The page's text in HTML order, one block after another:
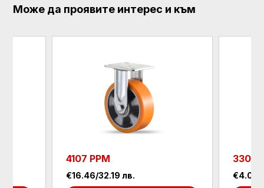
Може да проявите интерес и към
4107 PPM
€16.46/32.19 лв.
3307
€4.09/